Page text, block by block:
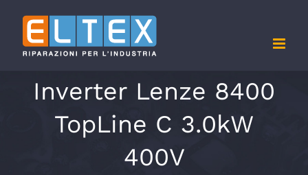
contenuto
Inverter Lenze 8400
TopLine C 3.0kW
400V